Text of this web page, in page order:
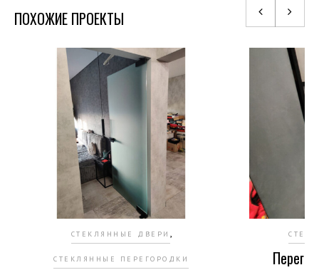
ПОХОЖИЕ ПРОЕКТЫ
СТЕКЛЯННЫЕ ДВЕРИ ,
СТЕКЛЯННЫЕ ПЕРЕГОРОДКИ